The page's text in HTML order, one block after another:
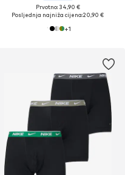
Prvotno: 34,90 €
Posljednja najniža cijena:20,90 €
+1